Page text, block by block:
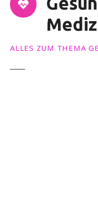
ALLES ZUM THEMA